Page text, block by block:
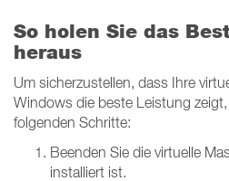
So holen Sie das
heraus
Um sicherzustellen, dass Ihre
Windows die beste Leistung
folgenden Schritte:
Beenden Sie die virtuelle
installiert ist.